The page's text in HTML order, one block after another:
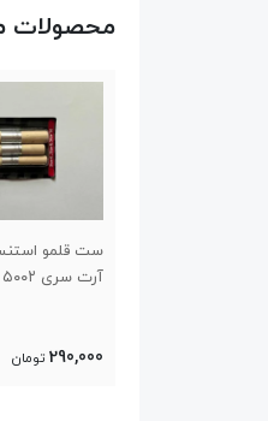
محصولات
ست‌قلموی
آرت سری ۵۰۰۱
255,000 تومان